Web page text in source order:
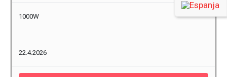
1000W
22.4.2026